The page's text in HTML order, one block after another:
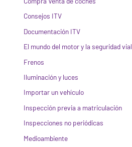
Consejos ITV
Documentación ITV
El mundo del motor y la seguridad vial
Frenos
Iluminación y luces
Importar un vehículo
Inspección previa a matriculación
Inspecciones no periódicas
Medioambiente